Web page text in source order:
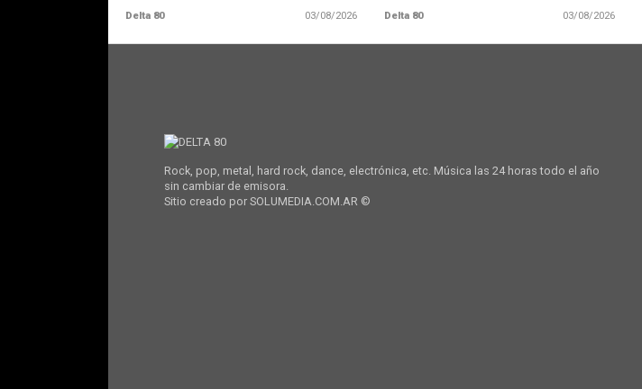
Delta 80 03/08/2026 Delta 80 03/08/2026
Rock, pop, metal, hard rock, dance, electrónica, etc. Música las 24 horas todo el año
sin cambiar de emisora.
Sitio creado por SOLUMEDIA.COM.AR ©